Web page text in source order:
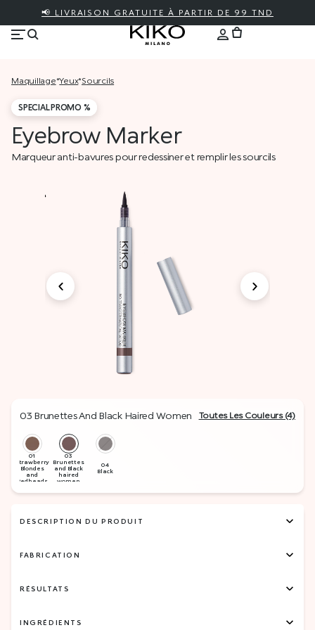
📢 LIVRAISON GRATUITE À PARTIR DE 99 TND
maquillage* yeux* sourcils
SPECIAL PROMO %
Eyebrow Marker
Marqueur anti-bavures pour redessiner et remplir les sourcils
Toutes Les Couleurs (4)
03 Brunettes And Black Haired Women
DESCRIPTION DU PRODUIT
FABRICATION
RÉSULTATS
INGRÉDIENTS